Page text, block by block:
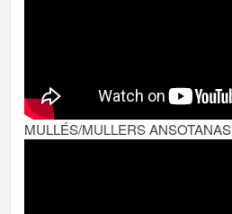
MULLÉS/MULLERS ANSOTANAS